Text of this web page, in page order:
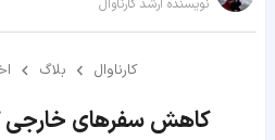
نویسنده ارشد کارناوال
کارناوال بلاگ
کاهش سفرهای خارجی